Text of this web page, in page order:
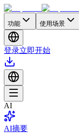
功能 使用场景
登录立即开始
AI
AI摘要